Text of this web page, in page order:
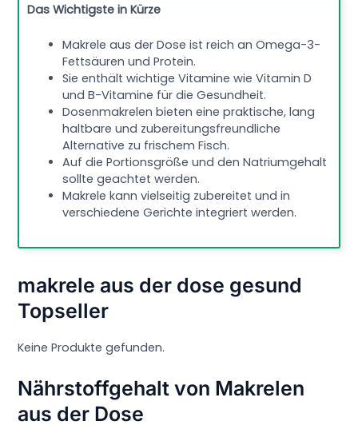
Das Wichtigste in Kürze
Makrele aus der Dose ist reich an Omega-3-
Fettsäuren und Protein.
Sie enthält wichtige Vitamine wie Vitamin D
und B-Vitamine für die Gesundheit.
Dosenmakrelen bieten eine praktische, lang
haltbare und zubereitungsfreundliche
Alternative zu frischem Fisch.
Auf die Portionsgröße und den Natriumgehalt
sollte geachtet werden.
Makrele kann vielseitig zubereitet und in
verschiedene Gerichte integriert werden.
makrele aus der dose gesund
Topseller
Keine Produkte gefunden.
Nährstoffgehalt von Makrelen
aus der Dose